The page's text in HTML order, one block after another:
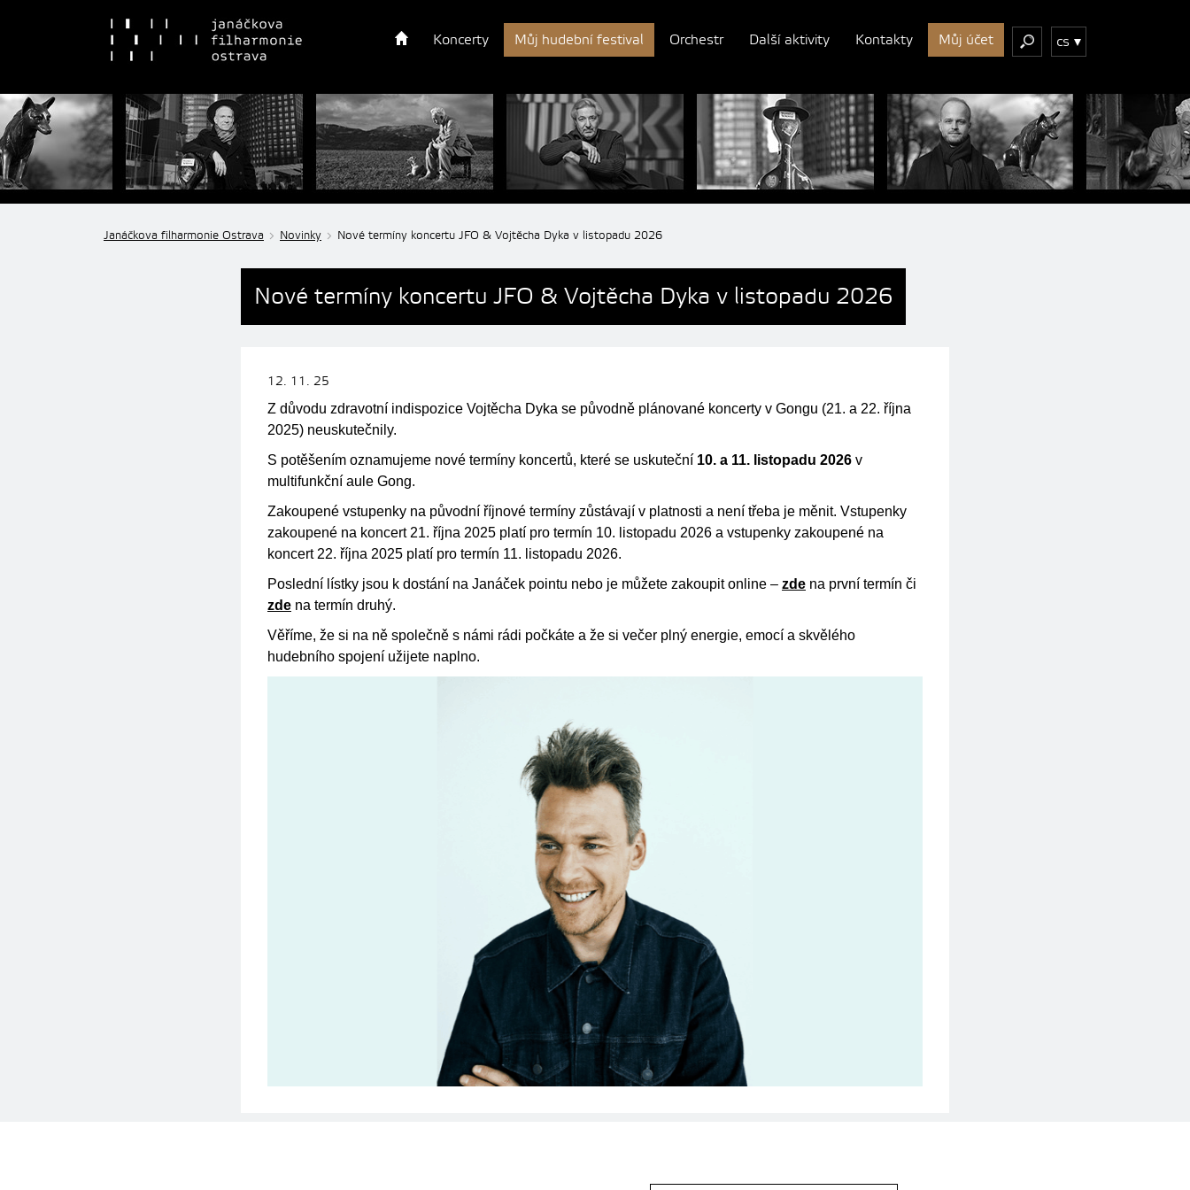
Koncerty Můj hudební festival Orchestr Další aktivity Kontakty Můj účet cs
Janáčkova filharmonie Ostrava Novinky Nové termíny koncertu JFO & Vojtěcha Dyka v listopadu 2026
Nové termíny koncertu JFO & Vojtěcha Dyka v listopadu 2026
12. 11. 25
Z důvodu zdravotní indispozice Vojtěcha Dyka se původně plánované koncerty v Gongu (21. a 22. října
2025) neuskutečnily.
S potěšením oznamujeme nové termíny koncertů, které se uskuteční 10. a 11. listopadu 2026 v
multifunkční aule Gong.
Zakoupené vstupenky na původní říjnové termíny zůstávají v platnosti a není třeba je měnit. Vstupenky
zakoupené na koncert 21. října 2025 platí pro termín 10. listopadu 2026 a vstupenky zakoupené na
koncert 22. října 2025 platí pro termín 11. listopadu 2026.
Poslední lístky jsou k dostání na Janáček pointu nebo je můžete zakoupit online – zde na první termín či
zde na termín druhý.
Věříme, že si na ně společně s námi rádi počkáte a že si večer plný energie, emocí a skvělého
hudebního spojení užijete naplno.